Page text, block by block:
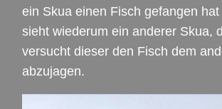
ein Skua einen Fisch gefangen
sieht wiederum ein anderer Skua,
versucht dieser den Fisch dem
abzujagen.